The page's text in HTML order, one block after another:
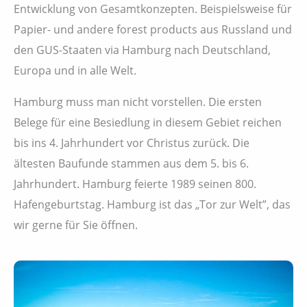
Entwicklung von Gesamtkonzepten. Beispielsweise für
Papier- und andere forest products aus Russland und
den GUS-Staaten via Hamburg nach Deutschland,
Europa und in alle Welt.
Hamburg muss man nicht vorstellen. Die ersten
Belege für eine Besiedlung in diesem Gebiet reichen
bis ins 4. Jahrhundert vor Christus zurück. Die
ältesten Baufunde stammen aus dem 5. bis 6.
Jahrhundert. Hamburg feierte 1989 seinen 800.
Hafengeburtstag. Hamburg ist das „Tor zur Welt”, das
wir gerne für Sie öffnen.